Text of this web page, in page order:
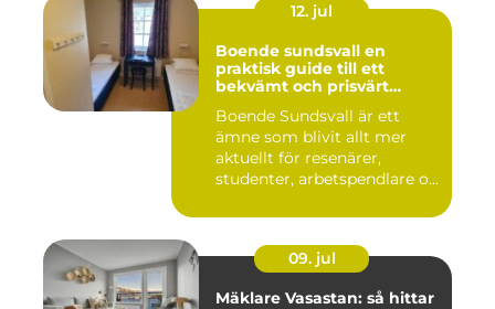
12. jul
Boende sundsvall en
praktisk guide till ett
bekvämt och prisvärt
Boende Sundsvall är ett
ämne som blivit allt mer
aktuellt för resenärer,
studenter, arbetspendlare o...
09. jul
Mäklare Vasastan: så hittar